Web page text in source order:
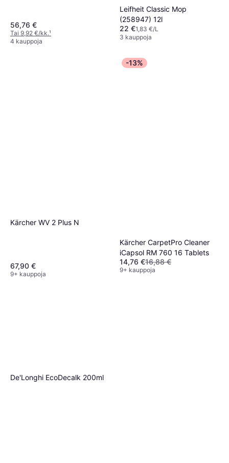
56,76 €
Tai 9,92 €/kk.¹
4 kauppoja
Leifheit Classic Mop
(258947) 12l
22 €1,83 €/L
3 kauppoja
Kärcher WV 2 Plus N
67,90 €
9+ kauppoja
-13%
Kärcher CarpetPro Cleaner
iCapsol RM 760 16 Tablets
14,76 €16,88 €
9+ kauppoja
De'Longhi EcoDecalk 200ml